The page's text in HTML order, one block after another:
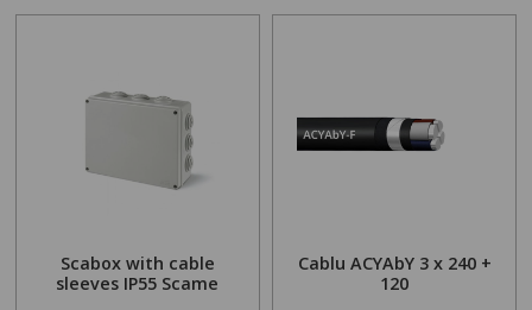
Scabox with cable
sleeves IP55 Scame
Cablu ACYAbY 3 x 240 +
120